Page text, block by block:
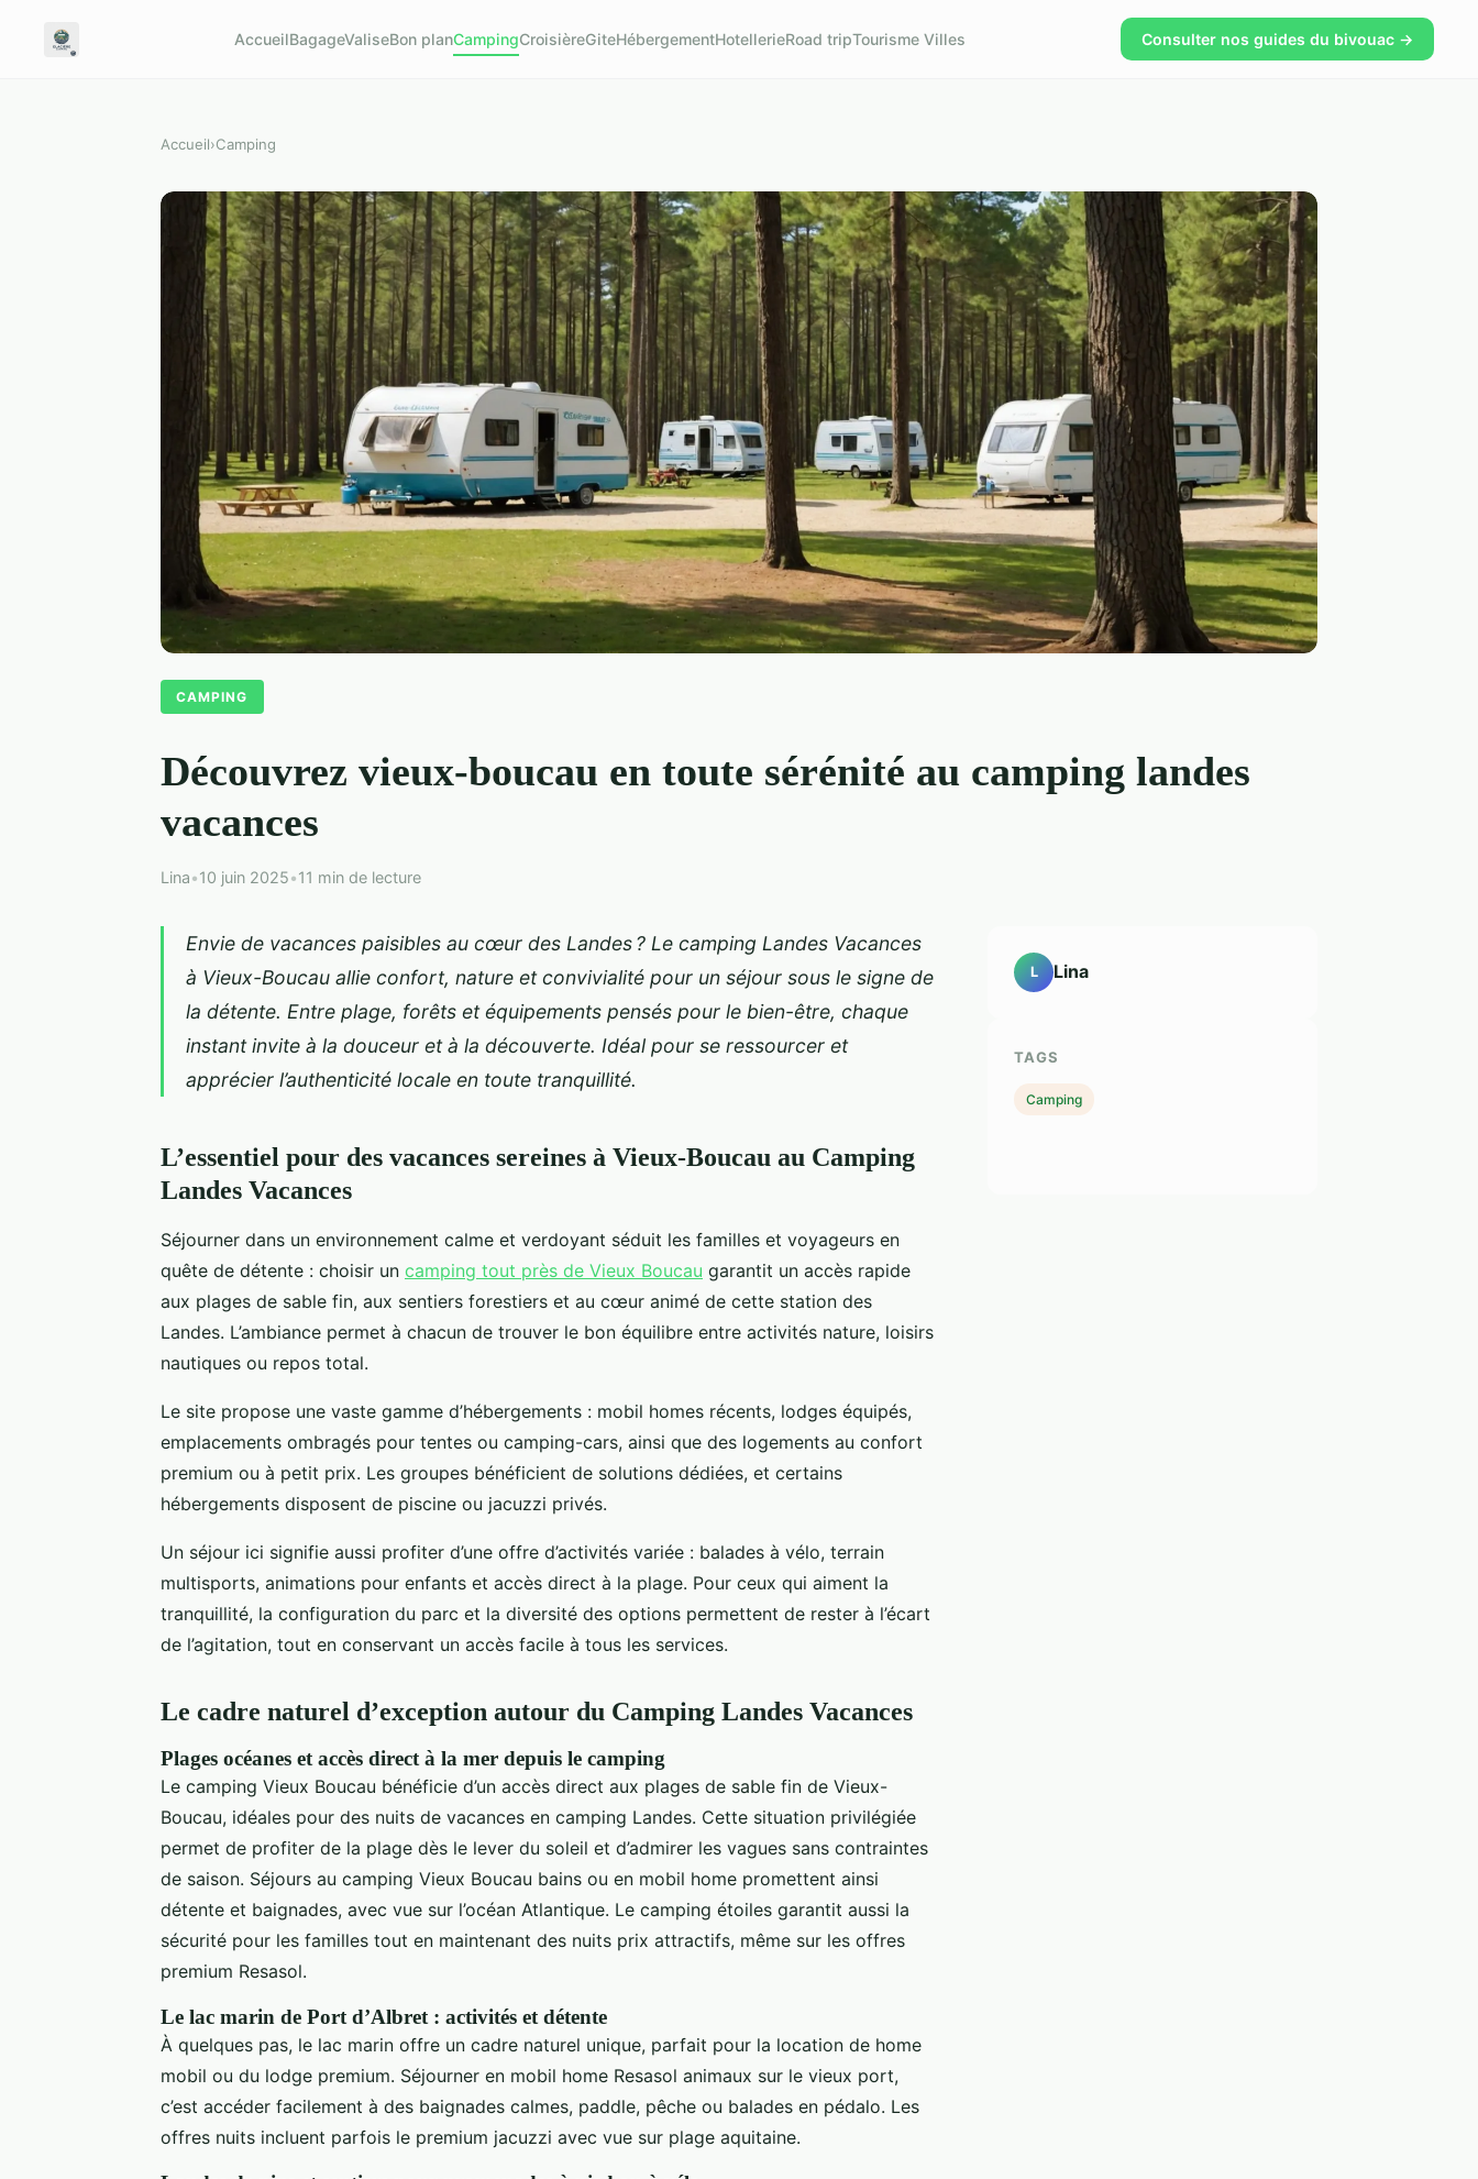
AccueilBagageValiseBon planCampingCroisièreGiteHébergementHotellerieRoad tripTourisme Villes Consulter nos guides du bivouac →
Accueil›Camping
CAMPING
Découvrez vieux-boucau en toute sérénité au camping landes
vacances
Lina•10 juin 2025•11 min de lecture
Envie de vacances paisibles au cœur des Landes ? Le camping Landes Vacances
à Vieux-Boucau allie confort, nature et convivialité pour un séjour sous le signe de
la détente. Entre plage, forêts et équipements pensés pour le bien-être, chaque
instant invite à la douceur et à la découverte. Idéal pour se ressourcer et
apprécier l’authenticité locale en toute tranquillité.
L’essentiel pour des vacances sereines à Vieux-Boucau au Camping
Landes Vacances
Séjourner dans un environnement calme et verdoyant séduit les familles et voyageurs en
quête de détente : choisir un camping tout près de Vieux Boucau garantit un accès rapide
aux plages de sable fin, aux sentiers forestiers et au cœur animé de cette station des
Landes. L’ambiance permet à chacun de trouver le bon équilibre entre activités nature, loisirs
nautiques ou repos total.
Le site propose une vaste gamme d’hébergements : mobil homes récents, lodges équipés,
emplacements ombragés pour tentes ou camping-cars, ainsi que des logements au confort
premium ou à petit prix. Les groupes bénéficient de solutions dédiées, et certains
hébergements disposent de piscine ou jacuzzi privés.
Un séjour ici signifie aussi profiter d’une offre d’activités variée : balades à vélo, terrain
multisports, animations pour enfants et accès direct à la plage. Pour ceux qui aiment la
tranquillité, la configuration du parc et la diversité des options permettent de rester à l’écart
de l’agitation, tout en conservant un accès facile à tous les services.
Le cadre naturel d’exception autour du Camping Landes Vacances
Plages océanes et accès direct à la mer depuis le camping
Le camping Vieux Boucau bénéficie d’un accès direct aux plages de sable fin de Vieux-
Boucau, idéales pour des nuits de vacances en camping Landes. Cette situation privilégiée
permet de profiter de la plage dès le lever du soleil et d’admirer les vagues sans contraintes
de saison. Séjours au camping Vieux Boucau bains ou en mobil home promettent ainsi
détente et baignades, avec vue sur l’océan Atlantique. Le camping étoiles garantit aussi la
sécurité pour les familles tout en maintenant des nuits prix attractifs, même sur les offres
premium Resasol.
Le lac marin de Port d’Albret : activités et détente
À quelques pas, le lac marin offre un cadre naturel unique, parfait pour la location de home
mobil ou du lodge premium. Séjourner en mobil home Resasol animaux sur le vieux port,
c’est accéder facilement à des baignades calmes, paddle, pêche ou balades en pédalo. Les
offres nuits incluent parfois le premium jacuzzi avec vue sur plage aquitaine.
L Lina
TAGS
Camping